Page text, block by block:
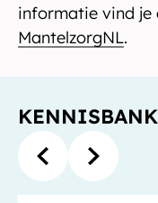
informatie vind je
MantelzorgNL.